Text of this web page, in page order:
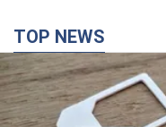
TOP NEWS